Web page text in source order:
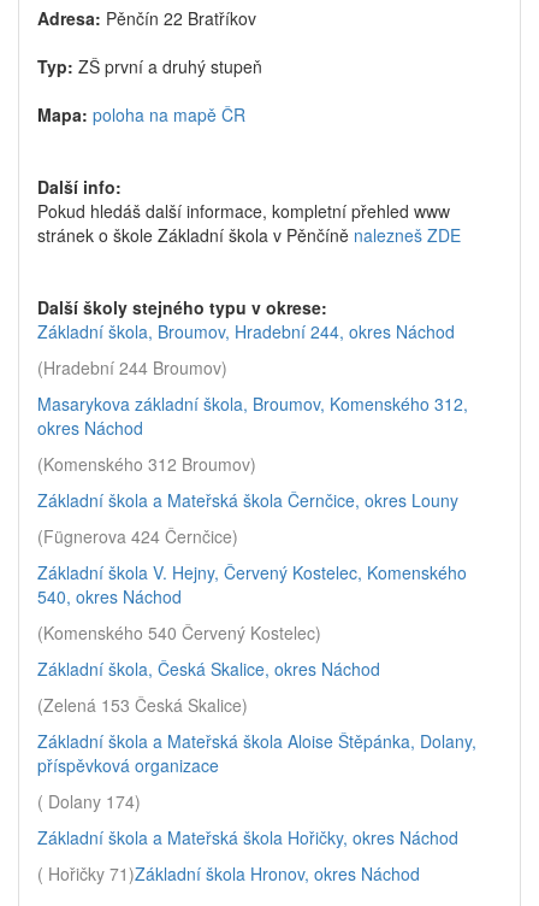
Adresa: Pěnčín 22 Bratříkov
Typ: ZŠ první a druhý stupeň
Mapa: poloha na mapě ČR
Další info:
Pokud hledáš další informace, kompletní přehled www
stránek o škole Základní škola v Pěnčíně nalezneš ZDE
Další školy stejného typu v okrese:
Základní škola, Broumov, Hradební 244, okres Náchod
(Hradební 244 Broumov)
Masarykova základní škola, Broumov, Komenského 312,
okres Náchod
(Komenského 312 Broumov)
Základní škola a Mateřská škola Černčice, okres Louny
(Fügnerova 424 Černčice)
Základní škola V. Hejny, Červený Kostelec, Komenského
540, okres Náchod
(Komenského 540 Červený Kostelec)
Základní škola, Česká Skalice, okres Náchod
(Zelená 153 Česká Skalice)
Základní škola a Mateřská škola Aloise Štěpánka, Dolany,
příspěvková organizace
( Dolany 174)
Základní škola a Mateřská škola Hořičky, okres Náchod
( Hořičky 71)Základní škola Hronov, okres Náchod